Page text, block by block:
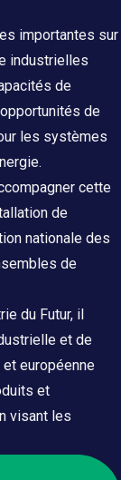
importantes sur
industrielles
de
de
les systèmes
cette
de
nationale des
de
du Futur, il
et de
européenne
et
visant les